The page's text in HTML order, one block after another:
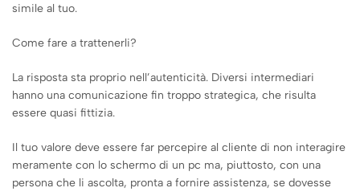
simile al tuo.
Come fare a trattenerli?
La risposta sta proprio nell’autenticità. Diversi intermediari
hanno una comunicazione fin troppo strategica, che risulta
essere quasi fittizia.
Il tuo valore deve essere far percepire al cliente di non interagire
meramente con lo schermo di un pc ma, piuttosto, con una
persona che li ascolta, pronta a fornire assistenza, se dovesse